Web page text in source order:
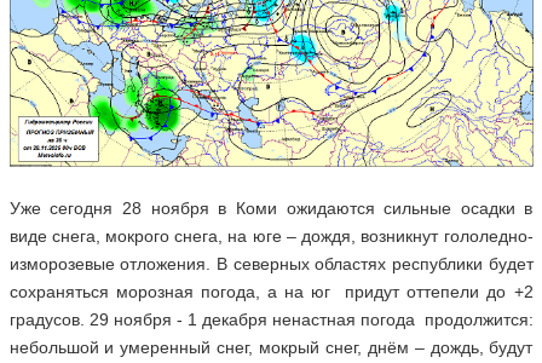
Уже сегодня 28 ноября в Коми ожидаются сильные осадки в
виде снега, мокрого снега, на юге – дождя, возникнут гололедно-
изморозевые отложения. В северных областях республики будет
сохраняться морозная погода, а на юг придут оттепели до +2
градусов. 29 ноября - 1 декабря ненастная погода продолжится:
небольшой и умеренный снег, мокрый снег, днём – дождь, будут